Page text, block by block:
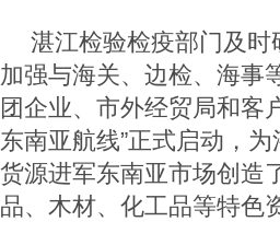
湛江检验检疫部门及
加强与海关、边检、海事
团企业、市外经贸局和客
东南亚航线”正式启动，
货源进军东南亚市场创造
品、木材、化工品等特色